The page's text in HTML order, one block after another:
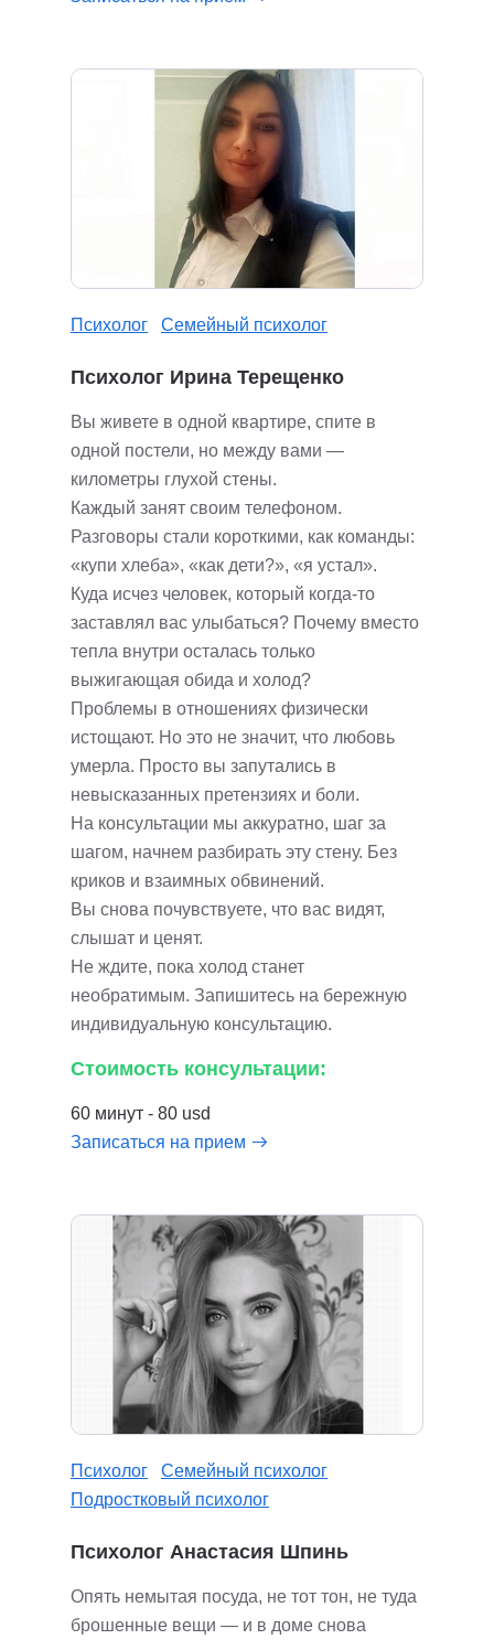
Психолог Семейный психолог
Психолог Ирина Терещенко
Вы живете в одной квартире, спите в
одной постели, но между вами —
километры глухой стены.
Каждый занят своим телефоном.
Разговоры стали короткими, как команды:
«купи хлеба», «как дети?», «я устал».
Куда исчез человек, который когда-то
заставлял вас улыбаться? Почему вместо
тепла внутри осталась только
выжигающая обида и холод?
Проблемы в отношениях физически
истощают. Но это не значит, что любовь
умерла. Просто вы запутались в
невысказанных претензиях и боли.
На консультации мы аккуратно, шаг за
шагом, начнем разбирать эту стену. Без
криков и взаимных обвинений.
Вы снова почувствуете, что вас видят,
слышат и ценят.
Не ждите, пока холод станет
необратимым. Запишитесь на бережную
индивидуальную консультацию.
Стоимость консультации:
60 минут - 80 usd
Записаться на прием
Психолог
Семейный психолог
Подростковый психолог
Психолог Анастасия Шпинь
Опять немытая посуда, не тот тон, не туда
брошенные вещи — и в доме снова